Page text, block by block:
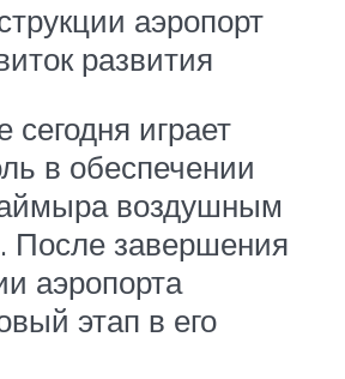
аэропорт
развития
сегодня играет
в обеспечении
воздушным
После завершения
аэропорта
этап в его